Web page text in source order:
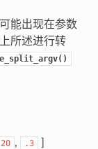
能出现在参数
所述进行转
20 , .3